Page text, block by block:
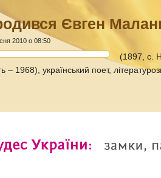
Євген
2010 о 08:50
(1897, с.
– 1968), український поет,